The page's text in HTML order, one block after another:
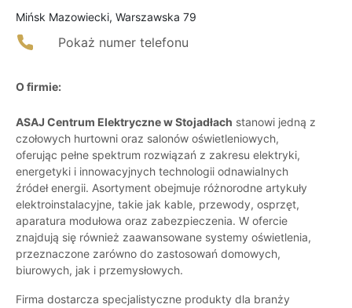
Mińsk Mazowiecki, Warszawska 79
Pokaż numer telefonu
O firmie:
ASAJ Centrum Elektryczne w Stojadłach stanowi jedną z
czołowych hurtowni oraz salonów oświetleniowych,
oferując pełne spektrum rozwiązań z zakresu elektryki,
energetyki i innowacyjnych technologii odnawialnych
źródeł energii. Asortyment obejmuje różnorodne artykuły
elektroinstalacyjne, takie jak kable, przewody, osprzęt,
aparatura modułowa oraz zabezpieczenia. W ofercie
znajdują się również zaawansowane systemy oświetlenia,
przeznaczone zarówno do zastosowań domowych,
biurowych, jak i przemysłowych.
Firma dostarcza specjalistyczne produkty dla branży